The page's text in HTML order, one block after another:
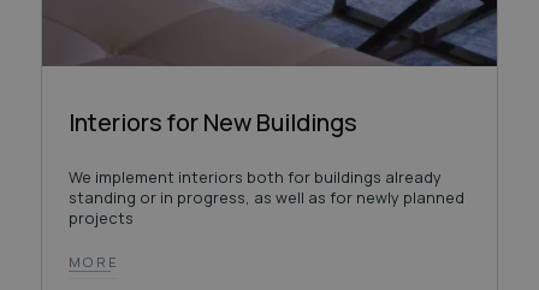
Interiors for New Buildings
We implement interiors both for buildings already
standing or in progress, as well as for newly planned
projects
MORE